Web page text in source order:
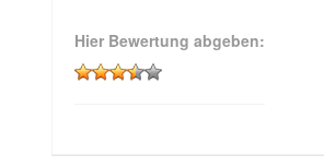
Hier Bewertung abgeben: